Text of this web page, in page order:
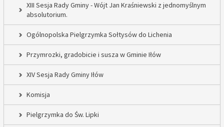
XIII Sesja Rady Gminy - Wójt Jan Kraśniewski z jednomyślnym
absolutorium.
Ogólnopolska Pielgrzymka Sołtysów do Lichenia
Przymrozki, gradobicie i susza w Gminie Iłów
XIV Sesja Rady Gminy Iłów
Komisja
Pielgrzymka do Św. Lipki